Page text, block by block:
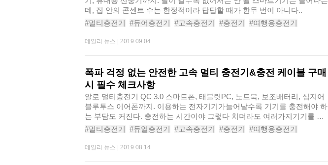
데, 집 안의 콘센트 수는 한정적이라 답답할 때가 한두 번이 아니다..
#멀티충전기 #듀어충전기 #고속충전기 #충전기 #여행용충전기
#동시충전 #스마트폰충전기
데일리 뉴스 | 2019.09.04
폭파 걱정 없는 안전한 고속 멀티 충전기&충전 케이블 구매
시 필수 체크사항
알로 멀티충전기 QC 3.0 스마트폰, 태블릿PC, 노트북, 보조배터리, 심지어
블루투스 이어폰까지. 이용하는 전자기기가늘어날수록 기기를 충전해야 하
는 부담도 커진다. 충전하는 시간이야 그렇다 치더라도 여러가지기기를 동
시..
#멀티충전기 #듀얼충전기 #고속충전기 #충전기 #여행용충전기
#동시충전 #스마트폰충전기
데일리 뉴스 | 2019.08.14